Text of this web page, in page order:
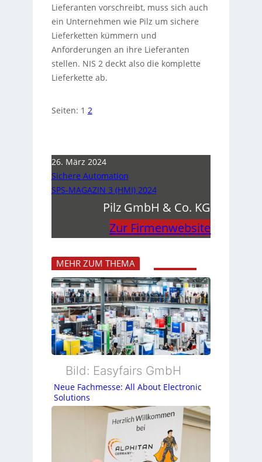
Lieferanten vorschreibt, muss sich auch
ein Unternehmen wie Pilz um sichere
Lieferketten kümmern und
Anforderungen an ihre Lieferanten
stellen. NIS 2 deckt also die komplette
Lieferkette ab.
Seiten: 1 2
26. März 2024
Sichere Automation
SPS-MAGAZIN 3 (HMI) 2024
Pilz GmbH & Co. KG
Zur Firmenwebsite
MEHR ZUM THEMA
Bild: Easyfairs GmbH
Neue Fachmesse: All About Electronic
Solutions